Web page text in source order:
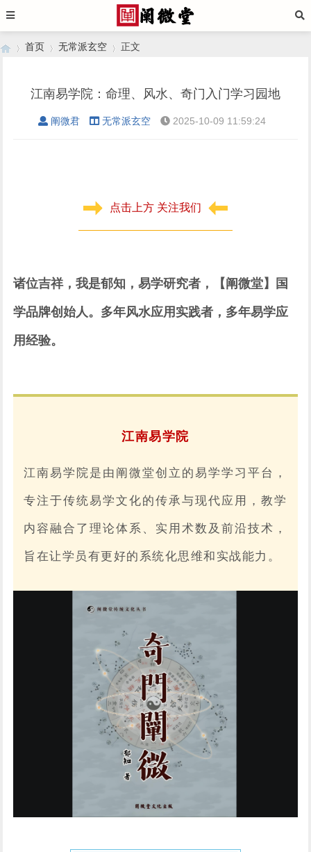
首页 无常派玄空 正文
江南易学院：命理、风水、奇门入门学习园地
阐微君 无常派玄空 2025-10-09 11:59:24
点击上方 关注我们
诸位吉祥，我是郁知，易学研究者，【阐微堂】国
学品牌创始人。多年风水应用实践者，多年易学应
用经验。
江南易学院
江南易学院是由阐微堂创立的易学学习平台，
专注于传统易学文化的传承与现代应用，教学
内容融合了理论体系、实用术数及前沿技术，
旨在让学员有更好的系统化思维和实战能力。